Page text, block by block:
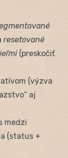
resetované
(preskočiť
(výzva
aj
medzi
(status +